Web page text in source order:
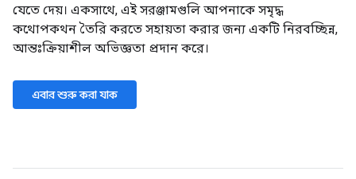
যেতে দেয়। একসাথে, এই সরঞ্জামগুলি আপনাকে সমৃদ্ধ
কথোপকথন তৈরি করতে সহায়তা করার জন্য একটি নিরবচ্ছিন্ন,
আন্তঃক্রিয়াশীল অভিজ্ঞতা প্রদান করে।
এবার শুরু করা যাক